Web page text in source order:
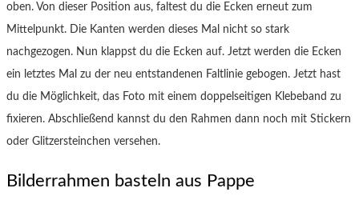
oben. Von dieser Position aus, faltest du die Ecken erneut zum
Mittelpunkt. Die Kanten werden dieses Mal nicht so stark
nachgezogen. Nun klappst du die Ecken auf. Jetzt werden die Ecken
ein letztes Mal zu der neu entstandenen Faltlinie gebogen. Jetzt hast
du die Möglichkeit, das Foto mit einem doppelseitigen Klebeband zu
fixieren. Abschließend kannst du den Rahmen dann noch mit Stickern
oder Glitzersteinchen versehen.
Bilderrahmen basteln aus Pappe